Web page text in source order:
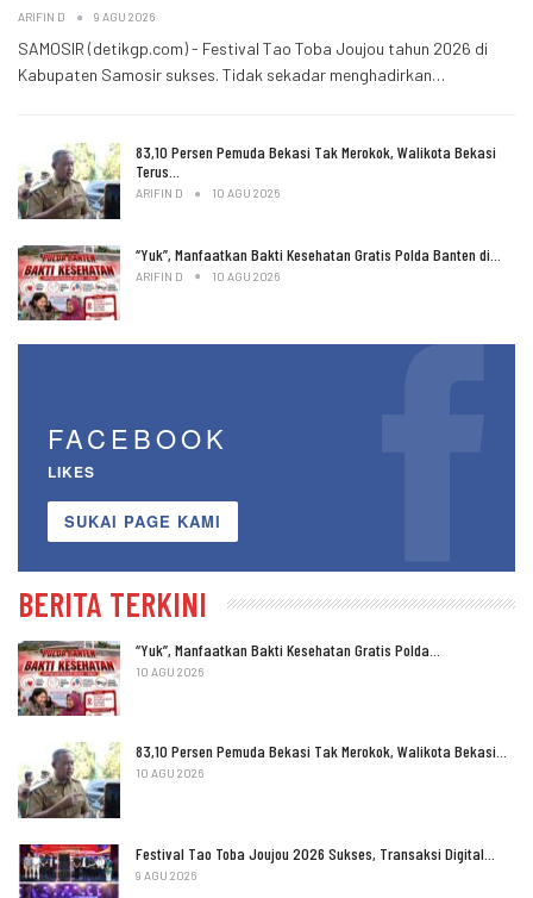
ARIFIN D 9 AGU 2026
SAMOSIR (detikgp.com) - Festival Tao Toba Joujou tahun 2026 di
Kabupaten Samosir sukses. Tidak sekadar menghadirkan…
83,10 Persen Pemuda Bekasi Tak Merokok, Walikota Bekasi
Terus…
ARIFIN D 10 AGU 2026
“Yuk”, Manfaatkan Bakti Kesehatan Gratis Polda Banten di…
ARIFIN D 10 AGU 2026
FACEBOOK
LIKES
SUKAI PAGE KAMI
BERITA TERKINI
“Yuk”, Manfaatkan Bakti Kesehatan Gratis Polda…
10 AGU 2026
83,10 Persen Pemuda Bekasi Tak Merokok, Walikota Bekasi…
10 AGU 2026
Festival Tao Toba Joujou 2026 Sukses, Transaksi Digital…
9 AGU 2026